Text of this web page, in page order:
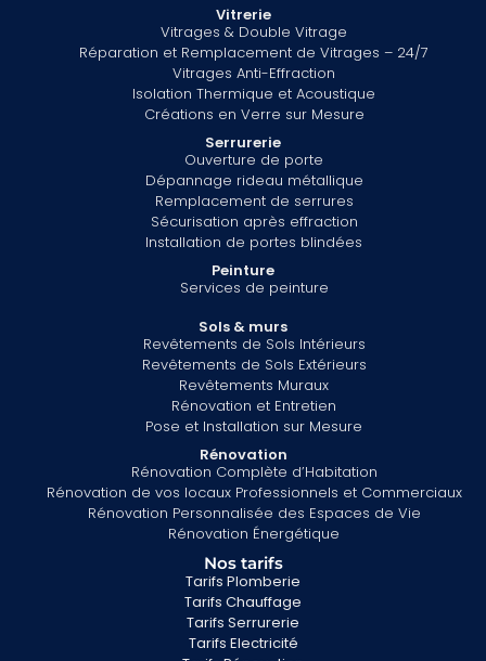
Vitrerie
Vitrages & Double Vitrage
Réparation et Remplacement de Vitrages – 24/7
Vitrages Anti-Effraction
Isolation Thermique et Acoustique
Créations en Verre sur Mesure
Serrurerie
Ouverture de porte
Dépannage rideau métallique
Remplacement de serrures
Sécurisation après effraction
Installation de portes blindées
Peinture
Services de peinture
Sols & murs
Revêtements de Sols Intérieurs
Revêtements de Sols Extérieurs
Revêtements Muraux
Rénovation et Entretien
Pose et Installation sur Mesure
Rénovation
Rénovation Complète d’Habitation
Rénovation de vos locaux Professionnels et Commerciaux
Rénovation Personnalisée des Espaces de Vie
Rénovation Énergétique
Nos tarifs
Tarifs Plomberie
Tarifs Chauffage
Tarifs Serrurerie
Tarifs Electricité